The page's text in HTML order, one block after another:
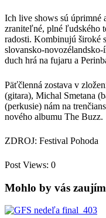
Ich live shows sú úprimné
zraniteľné, plné ľudského
radosti. Kombinujú široké
slovansko-
duch hrá na fujaru a
Päťčlenná zostava v
(gitara), Michal Smetana
(perkusie) nám na
nového albumu The Buzz.
ZDROJ: Festival Pohoda
Post Views: 0
Mohlo by vás